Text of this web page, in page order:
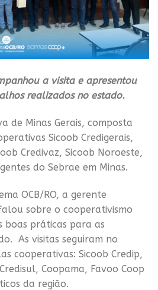
a visita e apresentou
realizados no estado.
de Minas Gerais, composta
Sicoob Credigerais,
Credivaz, Sicoob Noroeste,
do Sebrae em Minas.
OCB/RO, a gerente
sobre o cooperativismo
boas práticas para as
As visitas seguiram no
cooperativas: Sicoob Credip,
Coopama, Favoo Coop
da região.